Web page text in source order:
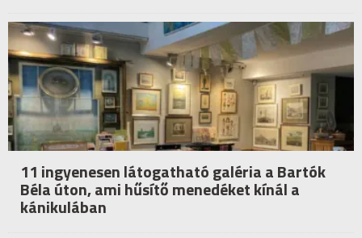
11 ingyenesen látogatható galéria a Bartók
Béla úton, ami hűsítő menedéket kínál a
kánikulában